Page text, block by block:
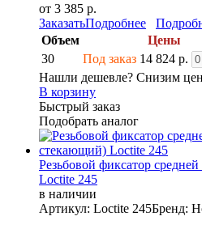
от 3 385 р.
ЗаказатьПодробнее
Объем
Цены
30
Под заказ 14 824 р.
Нашли дешевле? Снизим
В корзину
Быстрый заказ
Подобрать аналог
Резьбовой фиксатор
Loctite 245
в наличии
Артикул: Loctite 245Бренд: